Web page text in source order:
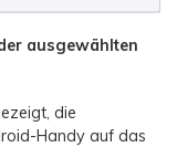
ausgewählten
die
Handy auf das